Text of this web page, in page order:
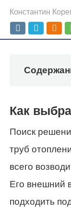
Константин
Как
Поиск
труб
всего
Его внешний
подходить